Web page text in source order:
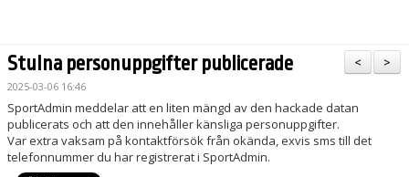
MEDLEMSAVGIFT
STYRELSENS RUTINER
HÄLSOCERTIFIERAD FÖRENING
>
<
Stulna personuppgifter publicerade
2025-03-06 16:46
SportAdmin meddelar att en liten mängd av den hackade datan
publicerats och att den innehåller känsliga personuppgifter.
Var extra vaksam på kontaktförsök från okända, exvis sms till det
telefonnummer du har registrerat i SportAdmin.